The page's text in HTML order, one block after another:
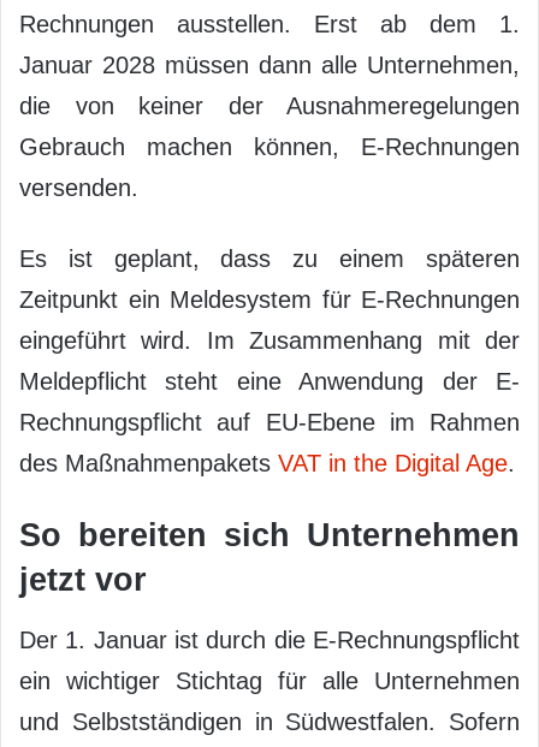
Rechnungen ausstellen. Erst ab dem 1.
Januar 2028 müssen dann alle Unternehmen,
die von keiner der Ausnahmeregelungen
Gebrauch machen können, E-Rechnungen
versenden.
Es ist geplant, dass zu einem späteren
Zeitpunkt ein Meldesystem für E-Rechnungen
eingeführt wird. Im Zusammenhang mit der
Meldepflicht steht eine Anwendung der E-
Rechnungspflicht auf EU-Ebene im Rahmen
des Maßnahmenpakets VAT in the Digital Age.
So bereiten sich Unternehmen
jetzt vor
Der 1. Januar ist durch die E-Rechnungspflicht
ein wichtiger Stichtag für alle Unternehmen
und Selbstständigen in Südwestfalen. Sofern